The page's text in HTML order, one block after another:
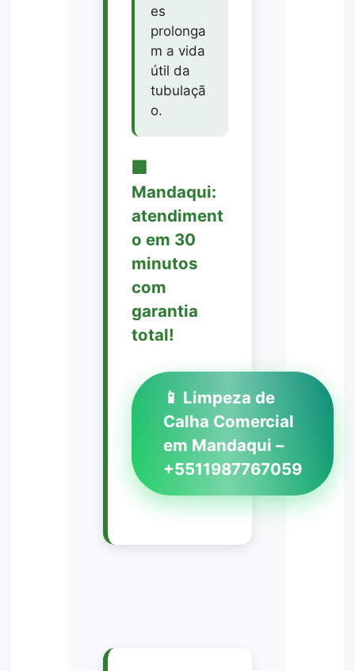
es
prolonga
m a vida
útil da
tubulaçã
o.
🏢
Mandaqui:
atendiment
o em 30
minutos
com
garantia
total!
📱 Limpeza de
Calha Comercial
em Mandaqui –
+5511987767059